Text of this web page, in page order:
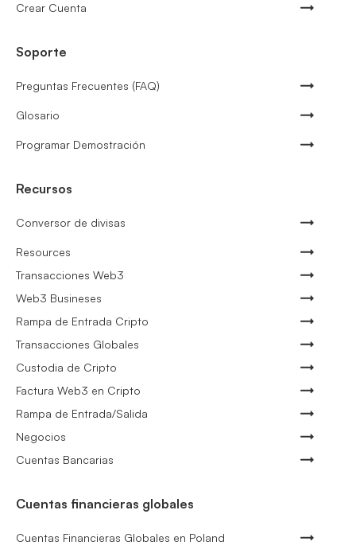
Crear Cuenta
Soporte
Preguntas Frecuentes (FAQ)
Glosario
Programar Demostración
Recursos
Conversor de divisas
Resources
Transacciones Web3
Web3 Busineses
Rampa de Entrada Cripto
Transacciones Globales
Custodia de Cripto
Factura Web3 en Cripto
Rampa de Entrada/Salida
Negocios
Cuentas Bancarias
Cuentas financieras globales
Cuentas Financieras Globales en Poland